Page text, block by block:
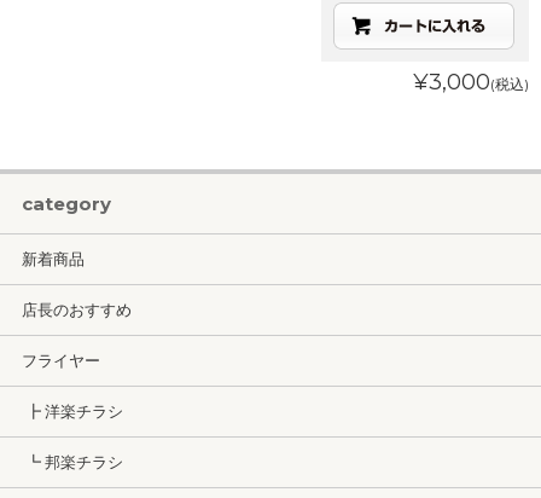
¥3,000(税込)
category
新着商品
店長のおすすめ
フライヤー
┣ 洋楽チラシ
┗ 邦楽チラシ